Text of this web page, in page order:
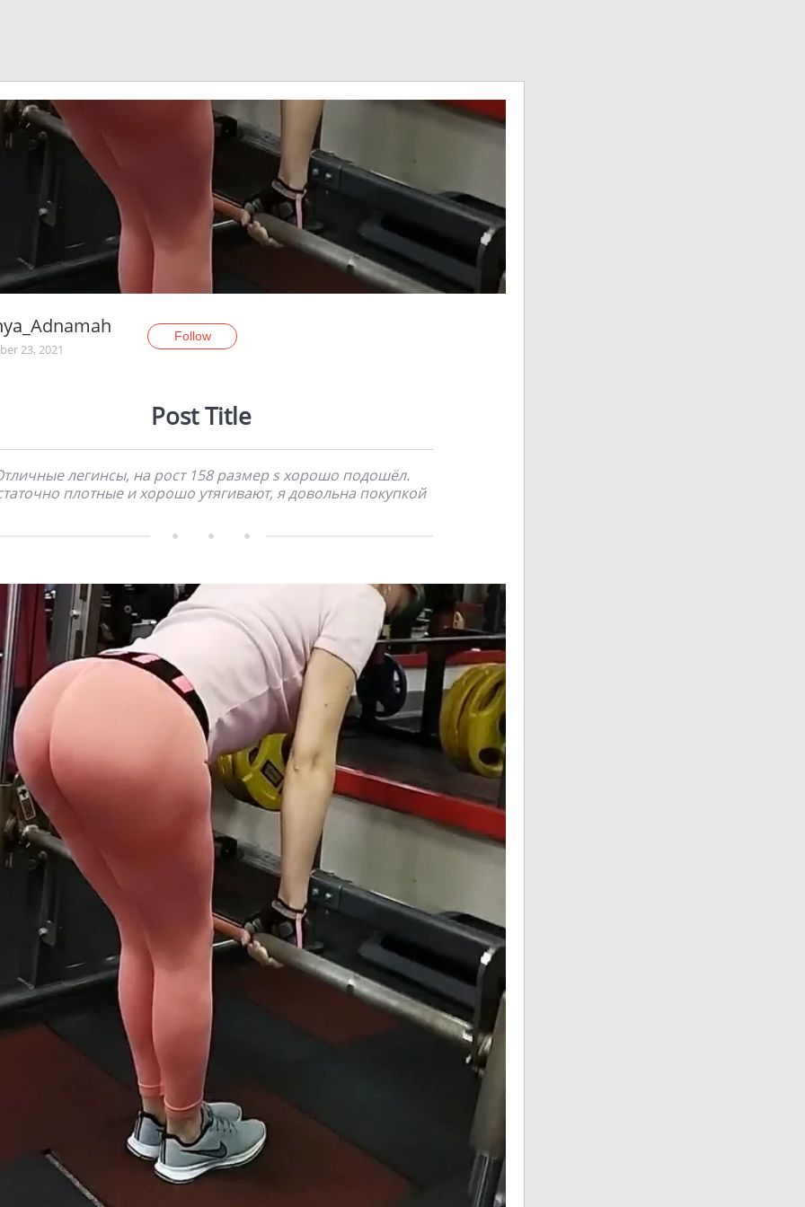
23, 2021
Follow
Post Title
легинсы, на рост 158 размер s хорошо подошёл.
плотные и хорошо утягивают, я довольна покупкой